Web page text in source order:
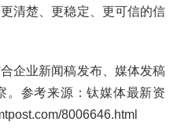
清楚、更稳定、更可信的信
企业新闻稿发布、媒体发稿
。参考来源：钛媒体最新资
8006646.html